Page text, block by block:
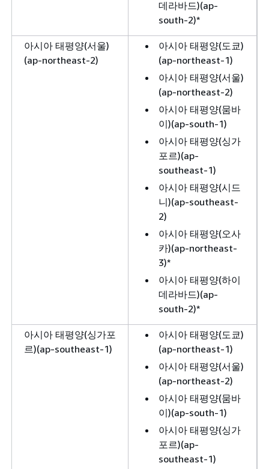
데라바드)(ap-
south-2)*
아시아 태평양(서울)
(ap-northeast-2)
아시아 태평양(도쿄)
(ap-northeast-1)
아시아 태평양(서울)
(ap-northeast-2)
아시아 태평양(뭄바
이)(ap-south-1)
아시아 태평양(싱가
포르)(ap-
southeast-1)
아시아 태평양(시드
니)(ap-southeast-
2)
아시아 태평양(오사
카)(ap-northeast-
3)*
아시아 태평양(하이
데라바드)(ap-
south-2)*
아시아 태평양(싱가포
르)(ap-southeast-1)
아시아 태평양(도쿄)
(ap-northeast-1)
아시아 태평양(서울)
(ap-northeast-2)
아시아 태평양(뭄바
이)(ap-south-1)
아시아 태평양(싱가
포르)(ap-
southeast-1)